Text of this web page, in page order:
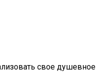
свое душевное